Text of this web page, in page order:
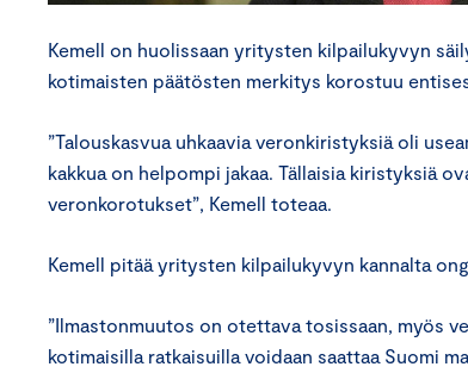
Kemell on huolissaan yritysten kilpailukyvyn
kotimaisten päätösten merkitys korostuu
”Talouskasvua uhkaavia veronkiristyksiä oli
kakkua on helpompi jakaa. Tällaisia kiristyksiä
veronkorotukset”, Kemell toteaa.
Kemell pitää yritysten kilpailukyvyn kannalta
”Ilmastonmuutos on otettava tosissaan, myös
kotimaisilla ratkaisuilla voidaan saattaa Suomi